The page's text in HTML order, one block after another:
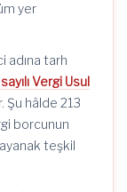
yer
adına tarh
Vergi Usul
Şu hâlde 213
borcunun
teşkil